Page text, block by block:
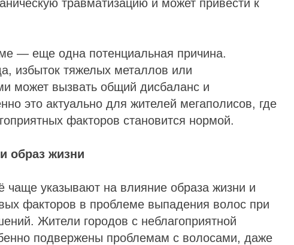
травматизацию и может привести к
— еще одна потенциальная причина.
избыток тяжелых металлов или
может вызвать общий дисбаланс и
это актуально для жителей мегаполисов, где
факторов становится нормой.
образ жизни
чаще указывают на влияние образа жизни и
факторов в проблеме выпадения волос при
Жители городов с неблагоприятной
подвержены проблемам с волосами, даже